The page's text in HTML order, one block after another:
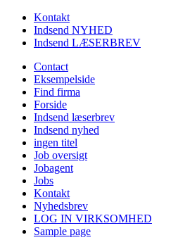
Kontakt
Indsend NYHED
Indsend LÆSERBREV
Contact
Eksempelside
Find firma
Forside
Indsend læserbrev
Indsend nyhed
ingen titel
Job oversigt
Jobagent
Jobs
Kontakt
Nyhedsbrev
LOG IN VIRKSOMHED
Sample page